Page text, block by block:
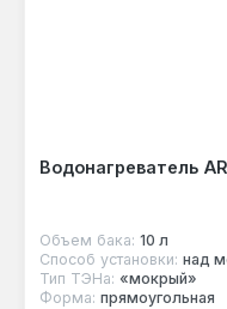
Водонагреватель
Объем бака: 10 л
Способ установки: над
Тип ТЭНа: «мокрый»
Форма: прямоугольная